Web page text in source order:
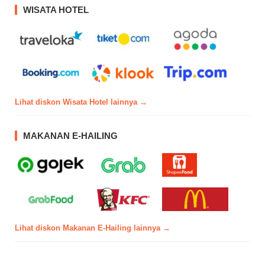
WISATA HOTEL
Lihat diskon Wisata Hotel lainnya →
MAKANAN E-HAILING
Lihat diskon Makanan E-Hailing lainnya →